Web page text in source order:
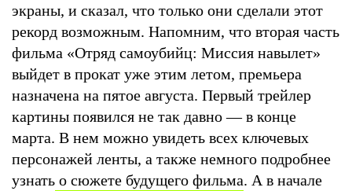
экраны, и сказал, что только они сделали этот
рекорд возможным. Напомним, что вторая часть
фильма «Отряд самоубийц: Миссия навылет»
выйдет в прокат уже этим летом, премьера
назначена на пятое августа. Первый трейлер
картины появился не так давно — в конце
марта. В нем можно увидеть всех ключевых
персонажей ленты, а также немного подробнее
узнать о сюжете будущего фильма. А в начале